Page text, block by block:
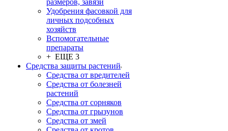
размеров, завязи
Удобрения фасовкой для
личных подсобных
хозяйств
Вспомогательные
препараты
+ ЕЩЕ 3
Средства защиты растений
Средства от вредителей
Средства от болезней
растений
Средства от сорняков
Средства от грызунов
Средства от змей